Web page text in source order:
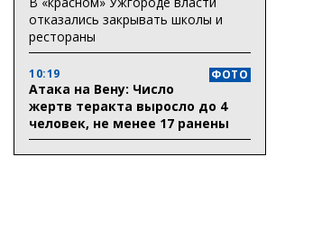
отказались закрывать школы и
рестораны
10:19 ФОТО
Атака на Вену: Число
жертв теракта выросло до 4
человек, не менее 17 ранены